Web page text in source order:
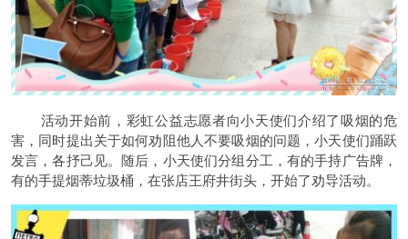
活动开始前，彩虹公益志愿者向小天使们介绍了吸烟的危
害，同时提出关于如何劝阻他人不要吸烟的问题，小天使们踊跃
发言，各抒己见。随后，小天使们分组分工，有的手持广告牌，
有的手提烟蒂垃圾桶，在张店王府井街头，开始了劝导活动。